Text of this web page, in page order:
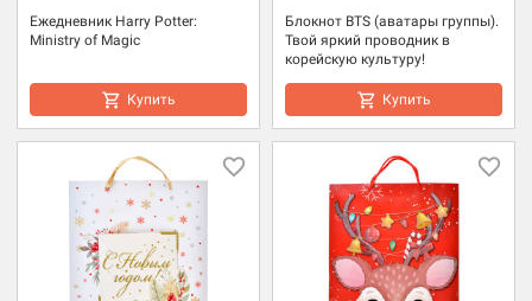
Ежедневник Harry Potter:
Ministry of Magic
Купить
Блокнот BTS (аватары группы).
Твой яркий проводник в
корейскую культуру!
Купить